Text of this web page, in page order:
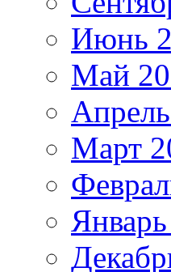
Июнь
Май
Март